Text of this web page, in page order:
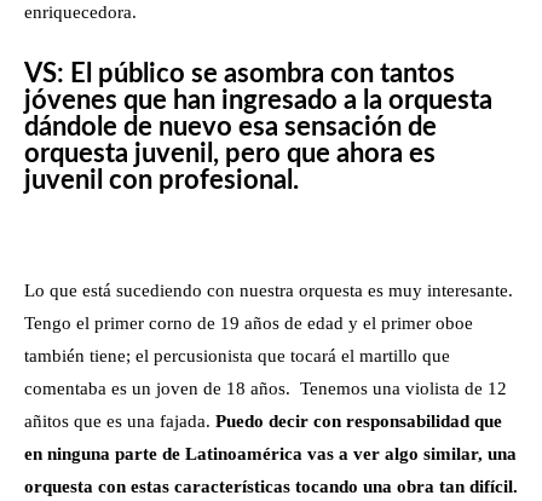
enriquecedora.
VS: El público se asombra con tantos
jóvenes que han ingresado a la orquesta
dándole de nuevo esa sensación de
orquesta juvenil, pero que ahora es
juvenil con profesional.
Lo que está sucediendo con nuestra orquesta es muy interesante.
Tengo el primer corno de 19 años de edad y el primer oboe
también tiene; el percusionista que tocará el martillo que
comentaba es un joven de 18 años. Tenemos una violista de 12
añitos que es una fajada. Puedo decir con responsabilidad que
en ninguna parte de Latinoamérica vas a ver algo similar, una
orquesta con estas características tocando una obra tan difícil.